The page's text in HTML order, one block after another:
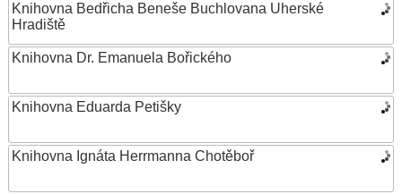
Knihovna Bedřicha Beneše Buchlovana Uherské
Hradiště
Knihovna Dr. Emanuela Bořického
Knihovna Eduarda Petišky
Knihovna Ignáta Herrmanna Chotěboř